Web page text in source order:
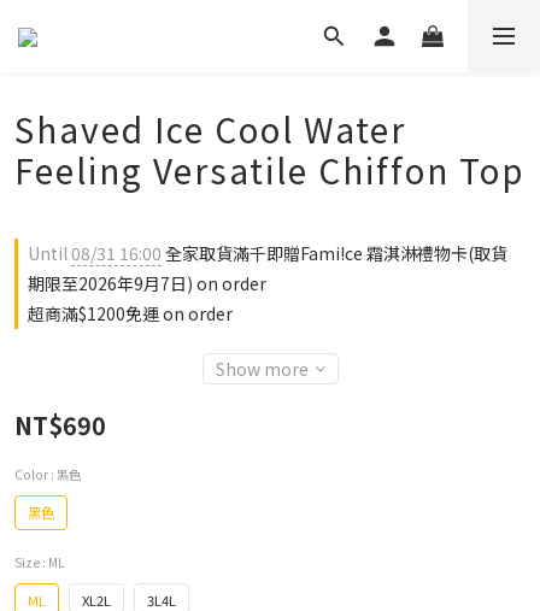
Shaved Ice Cool Water
Feeling Versatile Chiffon Top
Until08/31 16:00 全家取貨滿千即贈Fami!ce 霜淇淋禮物卡(取貨
期限至2026年9月7日) on order
超商滿$1200免運 on order
Show more
NT$690
Color : 黑色
黑色
Size : ML
ML XL2L 3L4L